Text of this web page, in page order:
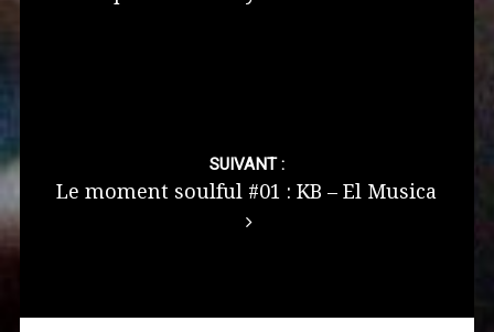
SUIVANT :
Le moment soulful #01 : KB – El Musica